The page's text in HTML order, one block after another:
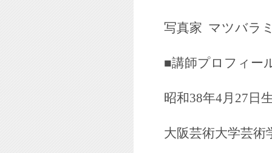
写真家 マツバラ
■講師プロフィー
昭和38年4月27日
大阪芸術大学芸術